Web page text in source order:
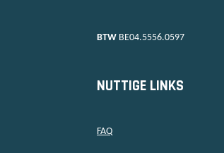
BTW BE04.5556.0597
NUTTIGE LINKS
FAQ